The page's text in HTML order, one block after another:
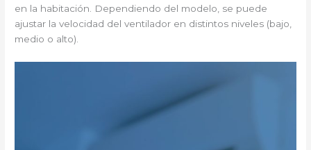
en la habitación. Dependiendo del modelo, se puede
ajustar la velocidad del ventilador en distintos niveles (bajo,
medio o alto).